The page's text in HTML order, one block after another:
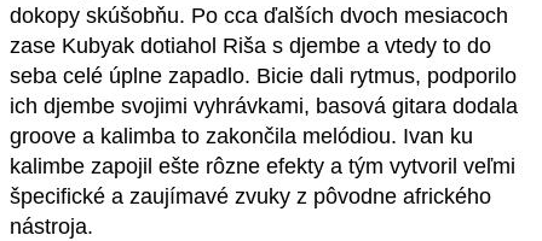
dokopy skúšobňu. Po cca ďalších dvoch mesiacoch
zase Kubyak dotiahol Riša s djembe a vtedy to do
seba celé úplne zapadlo. Bicie dali rytmus, podporilo
ich djembe svojimi vyhrávkami, basová gitara dodala
groove a kalimba to zakončila melódiou. Ivan ku
kalimbe zapojil ešte rôzne efekty a tým vytvoril veľmi
špecifické a zaujímavé zvuky z pôvodne afrického
nástroja.